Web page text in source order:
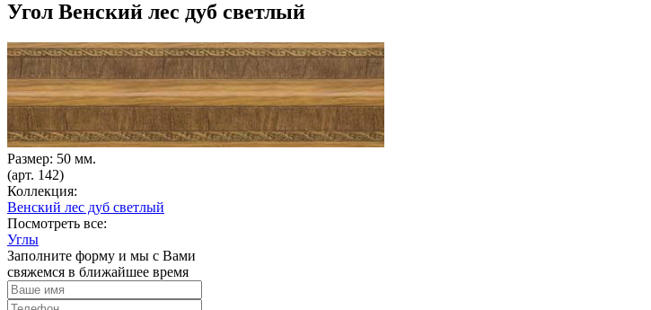
Угол Венский лес дуб светлый
Размер: 50 мм.
(арт. 142)
Коллекция:
Венский лес дуб светлый
Посмотреть все:
Углы
Заполните форму и мы с Вами
свяжемся в ближайшее время